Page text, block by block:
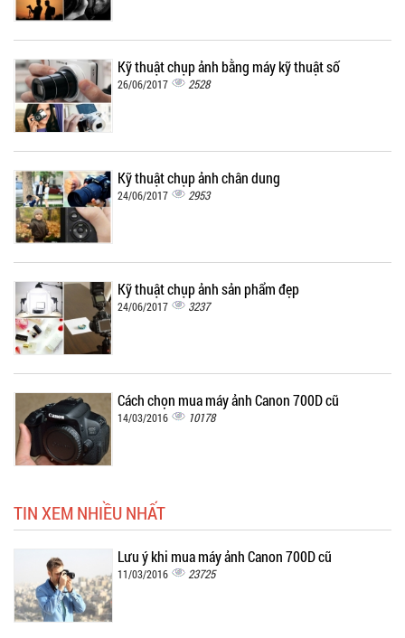
Kỹ thuật chụp ảnh bằng máy kỹ thuật số
26/06/2017 2528
Kỹ thuật chụp ảnh chân dung
24/06/2017 2953
Kỹ thuật chụp ảnh sản phẩm đẹp
24/06/2017 3237
Cách chọn mua máy ảnh Canon 700D cũ
14/03/2016 10178
TIN XEM NHIỀU NHẤT
Lưu ý khi mua máy ảnh Canon 700D cũ
11/03/2016 23725